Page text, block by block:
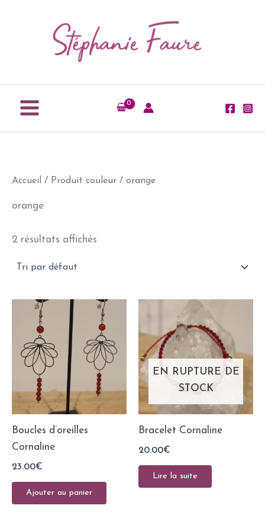
Accueil / Produit couleur / orange
orange
2 résultats affichés
Boucles d’oreilles
Cornaline
23.00€
Ajouter au panier
EN RUPTURE DE
STOCK
Bracelet Cornaline
20.00€
Lire la suite